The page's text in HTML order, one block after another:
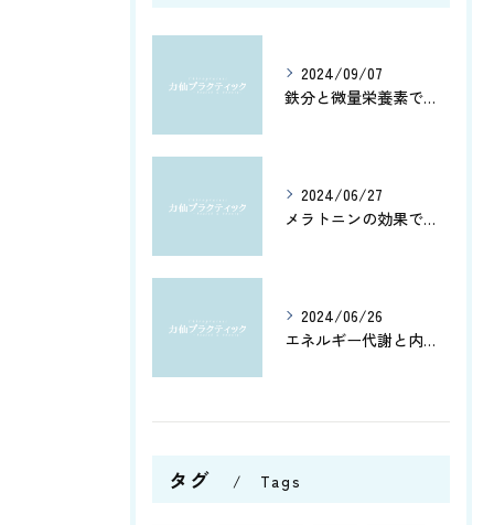
2024/09/07
鉄分と微量栄養素で健康管理
2024/06/27
メラトニンの効果で、よく眠れてホルモン分泌もアップ！カルシウムとアミノ酸で健康脳を維持しよう
2024/06/26
エネルギー代謝と内臓機能を改善！筋肉の活性化と骨盤調整がもたらす健康への効果とは？
タグ Tags